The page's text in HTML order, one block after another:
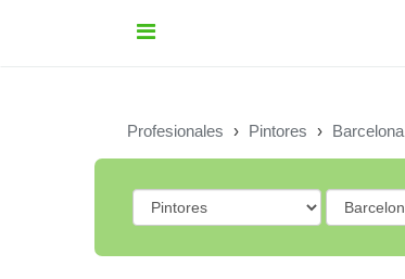
Profesionales › Pintores › Barcelona